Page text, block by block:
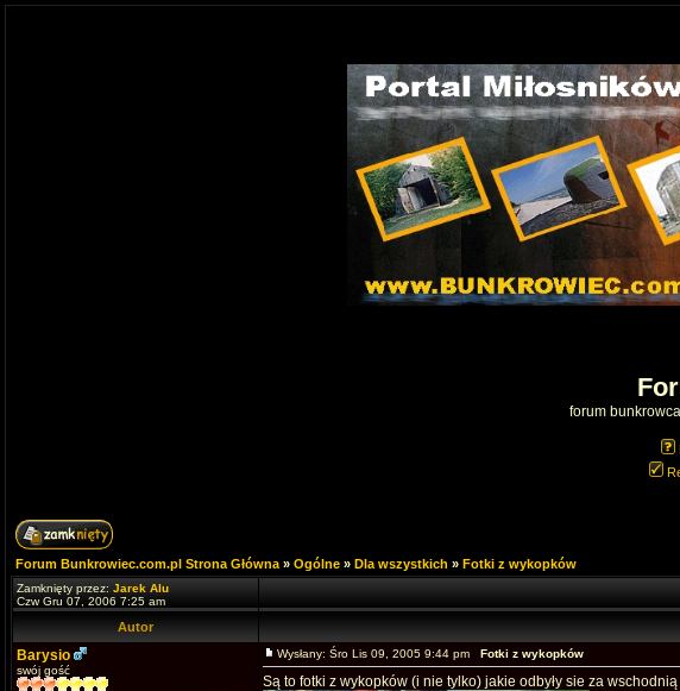
forum
Forum Bunkrowiec.com.pl Strona Główna » Ogólne » Dla wszystkich » Fotki z wykopków
Zamknięty przez: Jarek Alu
Czw Gru 07, 2006 7:25 am
Autor
Barysio
swój gość
Wysłany: Śro Lis 09, 2005 9:44 pm Fotki z wykopków
Są to fotki z wykopków (i nie tylko) jakie odbyły sie za